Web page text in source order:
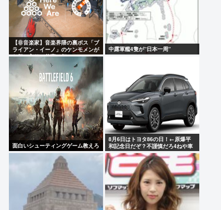
【非音楽家】音楽界隈の裏ボス「ブ
ライアン・イーノ」のケンモメンが
お気に入りの仕事は何？
中露軍艦4隻が”日本一周”
面白いシューティングゲーム教えろ
8月6日はトヨタ86の日！←原爆平
和記念日だぞ？不謹慎だろ4ねや車
カス